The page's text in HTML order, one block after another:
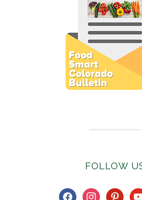
FOLLOW
facebookinstagrampinterest